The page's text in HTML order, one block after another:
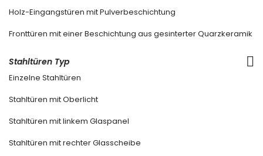
Holz-Eingangstüren mit Pulverbeschichtung
Fronttüren mit einer Beschichtung aus gesinterter Quarzkeramik
Stahltüren Typ
Einzelne Stahltüren
Stahltüren mit Oberlicht
Stahltüren mit linkem Glaspanel
Stahltüren mit rechter Glasscheibe